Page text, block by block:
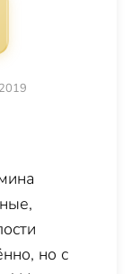
но с